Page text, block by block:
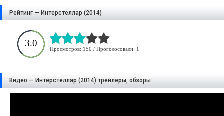
Рейтинг — Интерстеллар (2014)
3.0
Просмотров: 150 / Проголосовали: 1
Видео — Интерстеллар (2014) трейлеры, обзоры